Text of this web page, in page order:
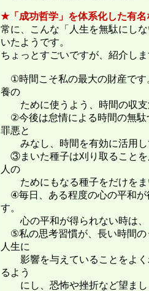
★「成功哲学」を体系化した有
常に、こんな「人生を無駄にし
いたようです。
ちょっとすごいですが、紹介し
①時間こそ私の最大の財産です
養の
ために使うよう、時間の収支
②今後は怠情による時間の無駄
罪悪と
みなし、時間を有効に活用し
③まいた種子は刈り取ることを
人の
ためにもなる種子をだけをま
④毎日、ある程度の心の平和が
す。
心の平和が得られない時は、
⑤私の思考習慣が、長い時間の
人生に
影響を与えていることをよく
るよう
にし、恐怖や挫折など望まし